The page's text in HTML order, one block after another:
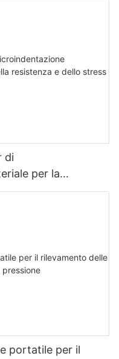
di
per la
e dello stress -
portatile per il